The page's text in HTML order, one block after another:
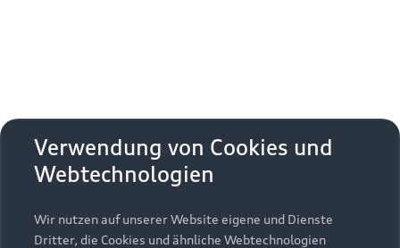
Zurück nach oben
Modelle
Alle Modelle
Kaufen & leasen
Verwendung von Cookies und
Webtechnologien
Wir nutzen auf unserer Website eigene und Dienste
Dritter, die Cookies und ähnliche Webtechnologien